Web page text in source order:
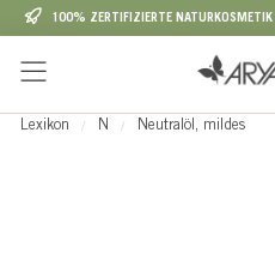
Zum Hauptinhalt springen
100% ZERTIFIZIERTE NATURKOSMETIK
Lexikon N Neutralöl, mildes